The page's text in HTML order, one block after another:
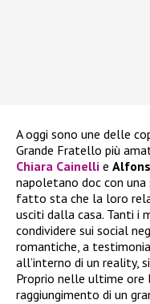
A oggi sono une delle
Grande Fratello più
Chiara Cainelli e
napoletano doc con
fatto sta che la loro
usciti dalla casa. Tanti i
condividere sui social
romantiche, a
all’interno di un reality,
Proprio nelle ultime ore
raggiungimento di un